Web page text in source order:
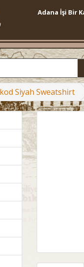
Adana İşi Bir
Siyah Sweatshirt